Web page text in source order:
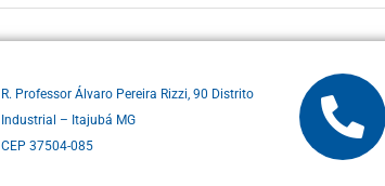
R. Professor Álvaro Pereira Rizzi, 90 Distrito
Industrial – Itajubá MG
CEP 37504-085